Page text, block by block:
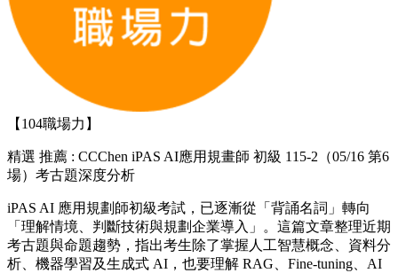
【104職場力】
精選 推薦 : CCChen iPAS AI應用規畫師 初級 115-2（05/16 第6
場）考古題深度分析
iPAS AI 應用規劃師初級考試，已逐漸從「背誦名詞」轉向
「理解情境、判斷技術與規劃企業導入」。這篇文章整理近期
考古題與命題趨勢，指出考生除了掌握人工智慧概念、資料分
析、機器學習及生成式 AI，也要理解 RAG、Fine-tuning、AI